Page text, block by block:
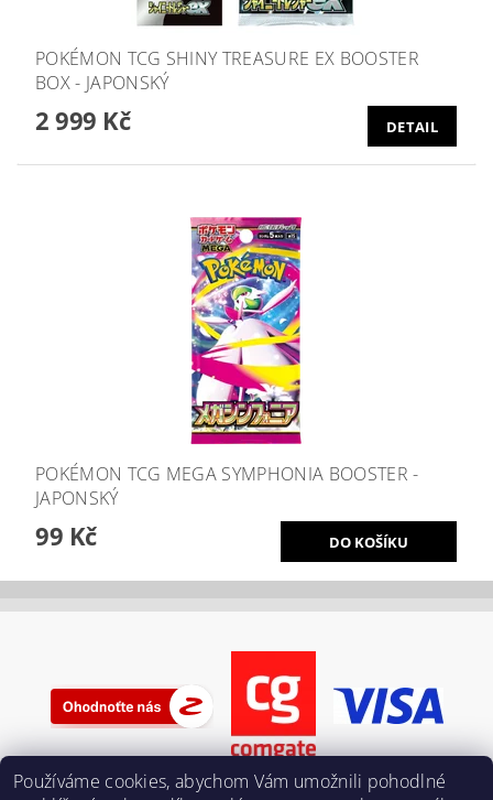
POKÉMON TCG SHINY TREASURE EX BOOSTER
BOX - JAPONSKÝ
2 999 Kč DETAIL
POKÉMON TCG MEGA SYMPHONIA BOOSTER -
JAPONSKÝ
99 Kč
Používáme cookies, abychom Vám umožnili pohodlné